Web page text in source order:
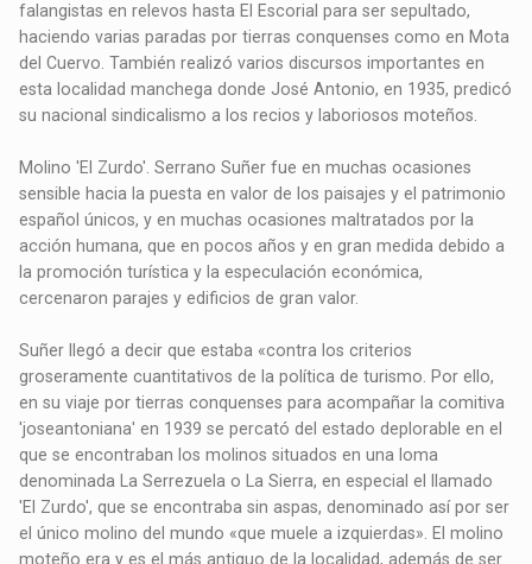
falangistas en relevos hasta El Escorial para ser sepultado,
haciendo varias paradas por tierras conquenses como en Mota
del Cuervo. También realizó varios discursos importantes en
esta localidad manchega donde José Antonio, en 1935, predicó
su nacional sindicalismo a los recios y laboriosos moteños.
Molino 'El Zurdo'. Serrano Suñer fue en muchas ocasiones
sensible hacia la puesta en valor de los paisajes y el patrimonio
español únicos, y en muchas ocasiones maltratados por la
acción humana, que en pocos años y en gran medida debido a
la promoción turística y la especulación económica,
cercenaron parajes y edificios de gran valor.
Suñer llegó a decir que estaba «contra los criterios
groseramente cuantitativos de la política de turismo. Por ello,
en su viaje por tierras conquenses para acompañar la comitiva
'joseantoniana' en 1939 se percató del estado deplorable en el
que se encontraban los molinos situados en una loma
denominada La Serrezuela o La Sierra, en especial el llamado
'El Zurdo', que se encontraba sin aspas, denominado así por ser
el único molino del mundo «que muele a izquierdas». El molino
moteño era y es el más antiguo de la localidad, además de ser